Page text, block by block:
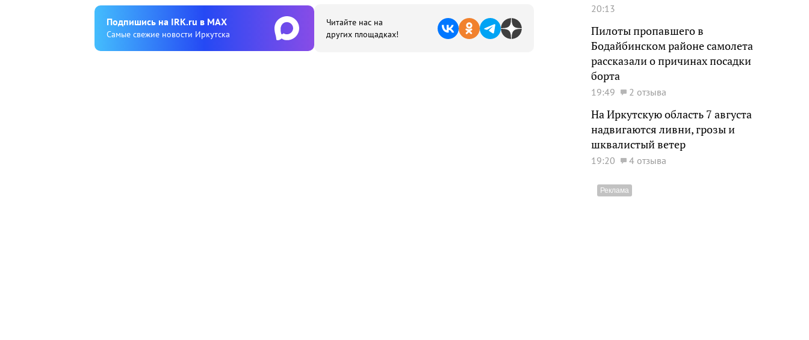
Подпишиcь на IRK.ru в MAX
Cамые свежие новости Иркутска
Читайте нас на
других площадках!
20:13
Пилоты пропавшего в
Бодайбинском районе самолета
рассказали о причинах посадки
борта
19:49 2 отзыва
На Иркутскую область 7 августа
надвигаются ливни, грозы и
шквалистый ветер
19:20 4 отзыва